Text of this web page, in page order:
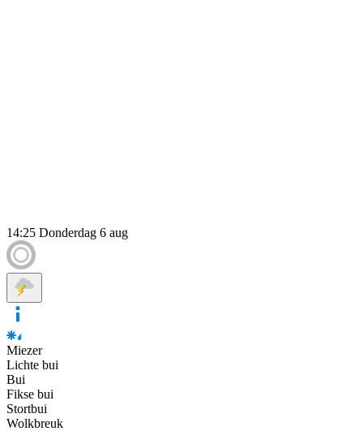
14:25 Donderdag 6 aug
Miezer
Lichte bui
Bui
Fikse bui
Stortbui
Wolkbreuk